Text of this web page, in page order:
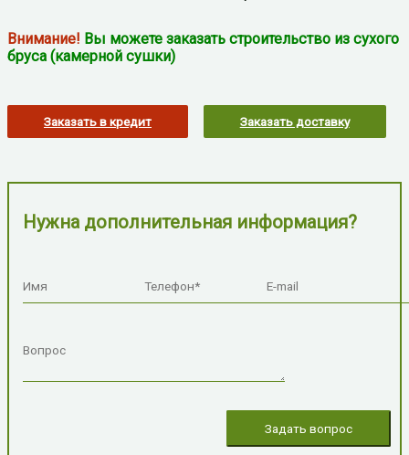
Внимание! Вы можете заказать строительство из сухого
бруса (камерной сушки)
Заказать в кредит Заказать доставку
Нужна дополнительная информация?